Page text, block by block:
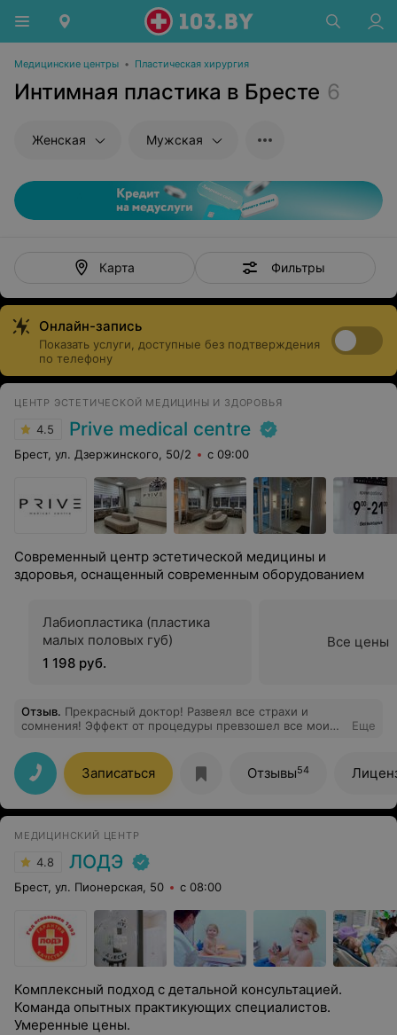
Медицинские центры • Пластическая хирургия
Интимная пластика в Бресте 6
Женская Мужская
Карта Фильтры
Онлайн-запись
Показать услуги, доступные без подтверждения
по телефону
ЦЕНТР ЭСТЕТИЧЕСКОЙ МЕДИЦИНЫ И ЗДОРОВЬЯ
4.5 Prive medical centre
Брест, ул. Дзержинского, 50/2 с 09:00
Современный центр эстетической медицины и
здоровья, оснащенный современным оборудованием
Лабиопластика (пластика
малых половых губ)
1 198 руб.
Все цены
Отзыв. Прекрасный доктор! Развеял все страхи и
сомнения! Эффект от процедуры превзошел все мои
Михайловичу
Еще
Записаться Отзывы54
МЕДИЦИНСКИЙ ЦЕНТР
4.8 ЛОДЭ
Брест, ул. Пионерская, 50 с 08:00
Комплексный подход с детальной консультацией.
Команда опытных практикующих специалистов.
Умеренные цены.